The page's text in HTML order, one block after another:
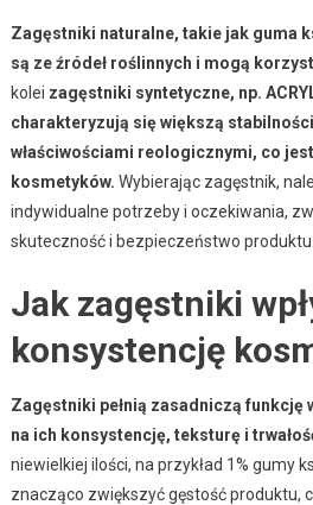
Zagęstniki naturalne, takie jak guma
są ze źródeł roślinnych i mogą
kolei zagęstniki syntetyczne, np.
charakteryzują się większą
właściwościami reologicznymi, co
kosmetyków. Wybierając zagęstnik,
indywidualne potrzeby i oczekiwania,
skuteczność i bezpieczeństwo produktu.
Jak zagęstniki
konsystencję
Zagęstniki pełnią zasadniczą funkcję
na ich konsystencję, teksturę i
niewielkiej ilości, na przykład 1% gumy
znacząco zwiększyć gęstość produktu,